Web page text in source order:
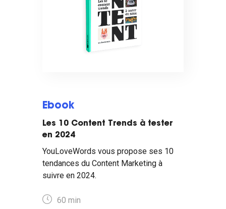
Ebook
Les 10 Content Trends à tester
en 2024
YouLoveWords vous propose ses 10
tendances du Content Marketing à
suivre en 2024.
60 min